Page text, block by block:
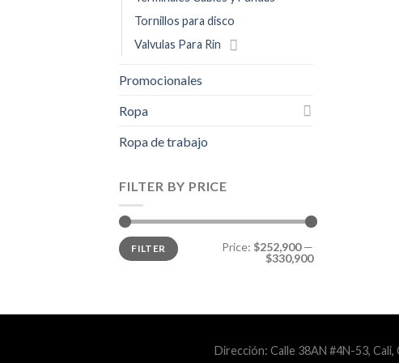
Tornillos para disco
Valvulas Para Rin
Promocionales
Ropa
Ropa de trabajo
FILTER BY PRICE
Min
price
Max
priceFILTER Price: $252,900—
$330,900
Dirección: Calle 38AN #4N-53,